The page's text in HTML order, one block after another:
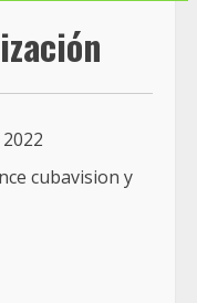
cubavision y